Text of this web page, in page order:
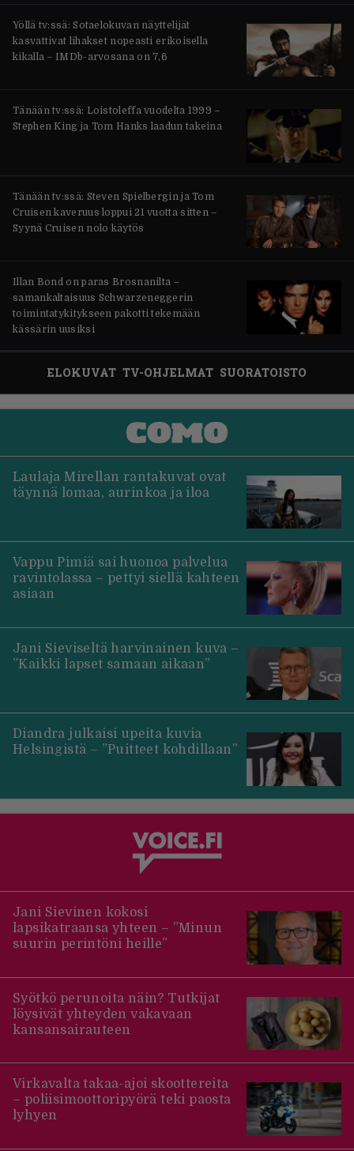
Yöllä tv:ssä: Sotaelokuvan näyttelijät
kasvattivat lihakset nopeasti erikoisella
kikalla – IMDb-arvosana on 7,6
Tänään tv:ssä: Loistoleffa vuodelta 1999 –
Stephen King ja Tom Hanks laadun takeina
Tänään tv:ssä: Steven Spielbergin ja Tom
Cruisen kaveruus loppui 21 vuotta sitten –
Syynä Cruisen nolo käytös
Illan Bond on paras Brosnanilta –
samankaltaisuus Schwarzeneggerin
toimintatykitykseen pakotti tekemään
kässärin uusiksi
ELOKUVAT TV-OHJELMAT SUORATOISTO
Laulaja Mirellan rantakuvat ovat
täynnä lomaa, aurinkoa ja iloa
Vappu Pimiä sai huonoa palvelua
ravintolassa – pettyi siellä kahteen
asiaan
Jani Sieviseltä harvinainen kuva –
”Kaikki lapset samaan aikaan”
Diandra julkaisi upeita kuvia
Helsingistä – ”Puitteet kohdillaan”
Jani Sievinen kokosi
lapsikatraansa yhteen – ”Minun
suurin perintöni heille”
Syötkö perunoita näin? Tutkijat
löysivät yhteyden vakavaan
kansansairauteen
Virkavalta takaa-ajoi skoottereita
– poliisimoottoripyörä teki paosta
lyhyen